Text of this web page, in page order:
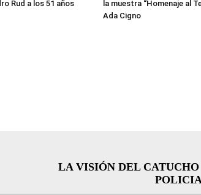
Rud a los 51 años
la muestra “Homenaje al
Ada Cigno
LA VISIÓN DEL CATUCHO